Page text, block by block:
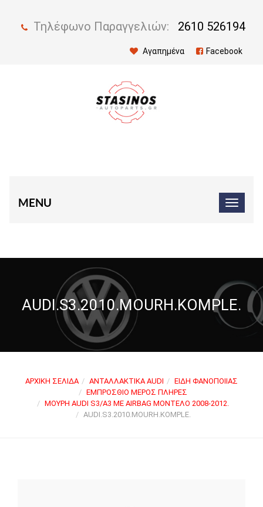
Τηλέφωνο Παραγγελιών: 2610 526194
Αγαπημένα Facebook
MENU
AUDI.S3.2010.MOURH.KOMPLE.
ΑΡΧΙΚΉ ΣΕΛΊΔΑ ΑΝΤΑΛΛΑΚΤΙΚΆ AUDI
ΕΊΔΗ ΦΑΝΟΠΟΙΊΑΣ
ΕΜΠΡΌΣΘΙΟ ΜΈΡΟΣ ΠΛΉΡΕΣ
ΜΟΎΡΗ AUDI S3/A3 ΜΕ AIRBAG ΜΟΝΤΈΛΟ 2008-2012.
AUDI.S3.2010.MOURH.KOMPLE.